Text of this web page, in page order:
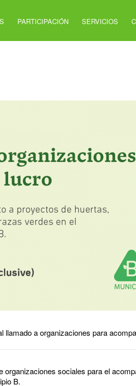
PARTICIPACIÓN SERVICIOS
llamado a organizaciones para
sociales para el
B.